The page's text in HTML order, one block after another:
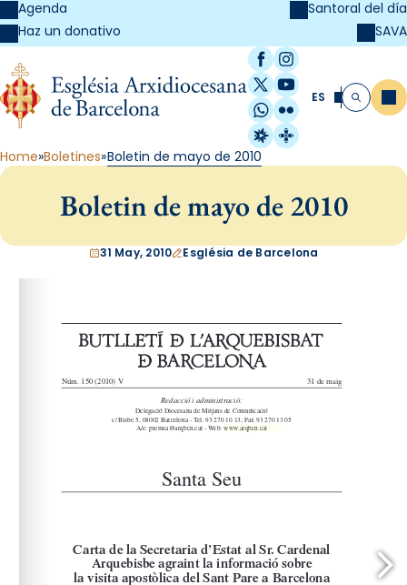
Agenda
Haz un donativo
Santoral del día
SAVA
Facebook
Instagram
X / Twitter
YouTube
WhatsApp
Flickr
Radio Estel
Catalunya
ES Buscar
Home Boletines Boletin de mayo de 2010
Boletin de mayo de 2010
31 May, 2010 Església de Barcelona
arqbcn.cat - Web: www.arqbcn.cat